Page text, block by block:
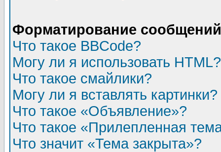
Форматирование
Что такое BBCode?
Могу ли я использовать HTML?
Что такое смайлики?
Могу ли я вставлять картинки?
Что такое «Объявление»?
Что такое «Прилепленная
Что значит «Тема закрыта»?